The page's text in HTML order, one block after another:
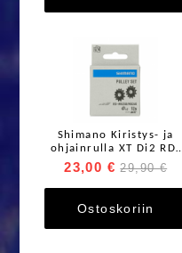
Shimano Kiristys- ja
ohjainrulla XT Di2 RD-
M8250 12s
23,00 € 29,90 €
Ostoskoriin